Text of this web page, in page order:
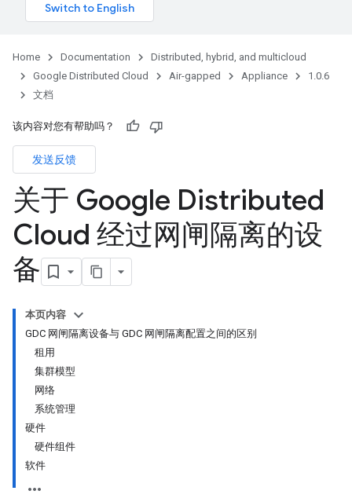
Home Documentation
Distributed, hybrid, and multicloud
Google Distributed Cloud
Air-gapped Appliance
1.0.6
文档
该内容对您有帮助吗？
发送反馈
关于 Google Distributed
Cloud 经过网闸隔离的设
备
本页内容
GDC 网闸隔离设备与 GDC 网闸隔离配置之间的区别
租用
集群模型
网络
系统管理
硬件
硬件组件
软件